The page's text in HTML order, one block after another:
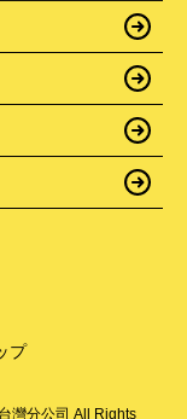
プ
灣分公司 All Rights